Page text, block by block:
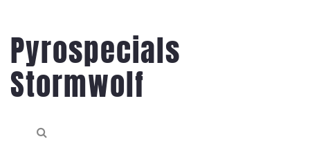
Pyrospecials
Stormwolf